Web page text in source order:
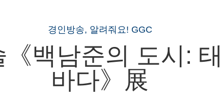
경인방송, 알려줘요! GGC
백남준의 도시:
바다》展